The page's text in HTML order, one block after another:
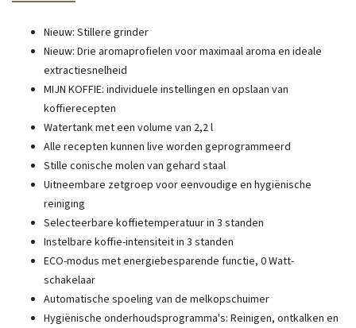
Nieuw: Stillere grinder
Nieuw: Drie aromaprofielen voor maximaal aroma en ideale
extractiesnelheid
MIJN KOFFIE: individuele instellingen en opslaan van
koffierecepten
Watertank met een volume van 2,2 l
Alle recepten kunnen live worden geprogrammeerd
Stille conische molen van gehard staal
Uitneembare zetgroep voor eenvoudige en hygiënische
reiniging
Selecteerbare koffietemperatuur in 3 standen
Instelbare koffie-intensiteit in 3 standen
ECO-modus met energiebesparende functie, 0 Watt-
schakelaar
Automatische spoeling van de melkopschuimer
Hygiënische onderhoudsprogramma's: Reinigen, ontkalken en